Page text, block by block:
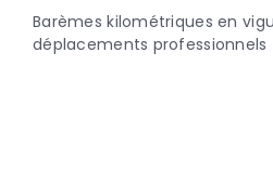
Barèmes kilométriques en
déplacements professionnels